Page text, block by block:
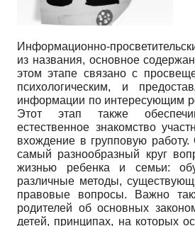
Информационно-
из названия, основное
этом этапе связано с
психологическим, и
информации по интересующим
Этот этап также
естественное знакомство
вхождение в групповую
самый разнообразный круг
жизнью ребенка и семьи:
различные методы,
правовые вопросы. Важно
родителей об основных
детей, принципах, на которых